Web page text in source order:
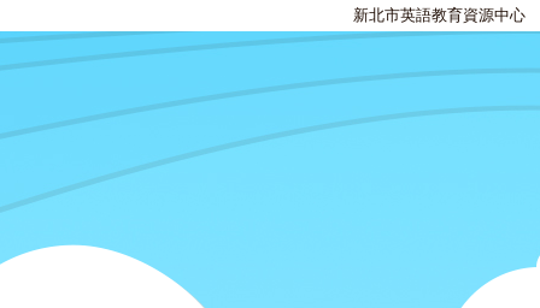
新北市英語教育資源中心